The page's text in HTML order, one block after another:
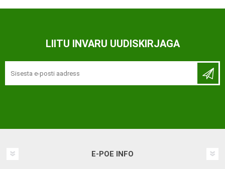
LIITU INVARU UUDISKIRJAGA
E-POE INFO